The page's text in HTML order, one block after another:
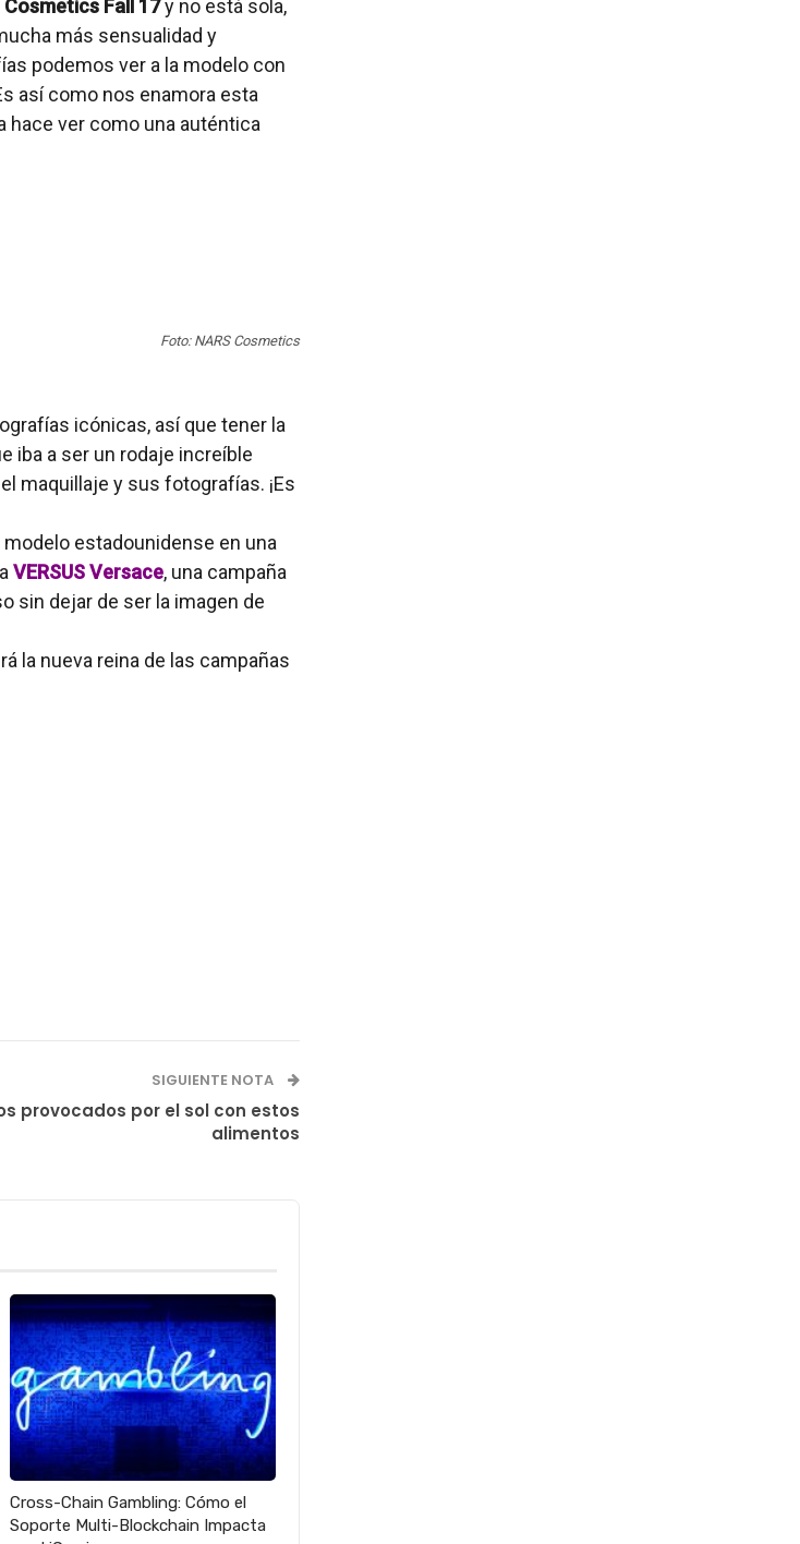
Cosmetics Fall 17y no está sola,
más sensualidad y
podemos ver a la modelo con
así como nos enamora esta
hace ver como una auténtica
Foto: NARS Cosmetics
icónicas, así que tener la
iba a ser un rodaje increíble
maquillaje y sus fotografías. ¡Es
estadounidense en una
VERSUS Versace, una campaña
sin dejar de ser la imagen de
la nueva reina de las campañas
SIGUIENTE NOTA
provocados por el sol con estos
alimentos
Cross-Chain Gambling: Cómo el
Soporte Multi-Blockchain Impacta